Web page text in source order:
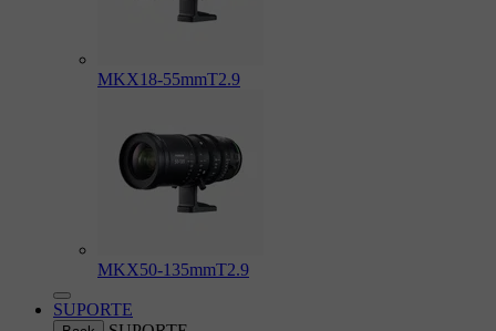
MKX18-55mmT2.9
MKX50-135mmT2.9
SUPORTE